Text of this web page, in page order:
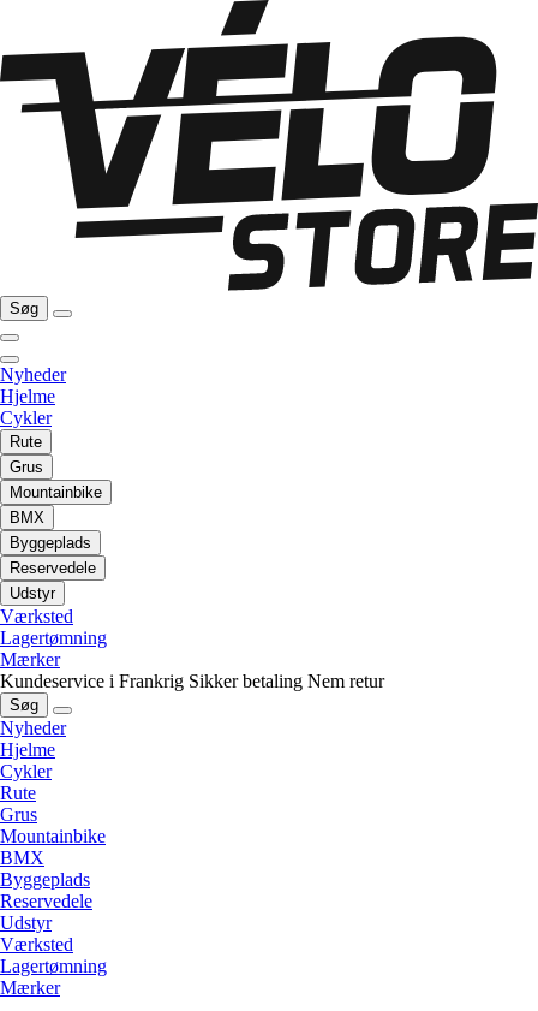
Søg
Nyheder
Hjelme
Cykler
Rute
Grus
Mountainbike
BMX
Byggeplads
Reservedele
Udstyr
Værksted
Lagertømning
Mærker
Kundeservice i Frankrig Sikker betaling Nem retur
Søg
Nyheder
Hjelme
Cykler
Rute
Grus
Mountainbike
BMX
Byggeplads
Reservedele
Udstyr
Værksted
Lagertømning
Mærker